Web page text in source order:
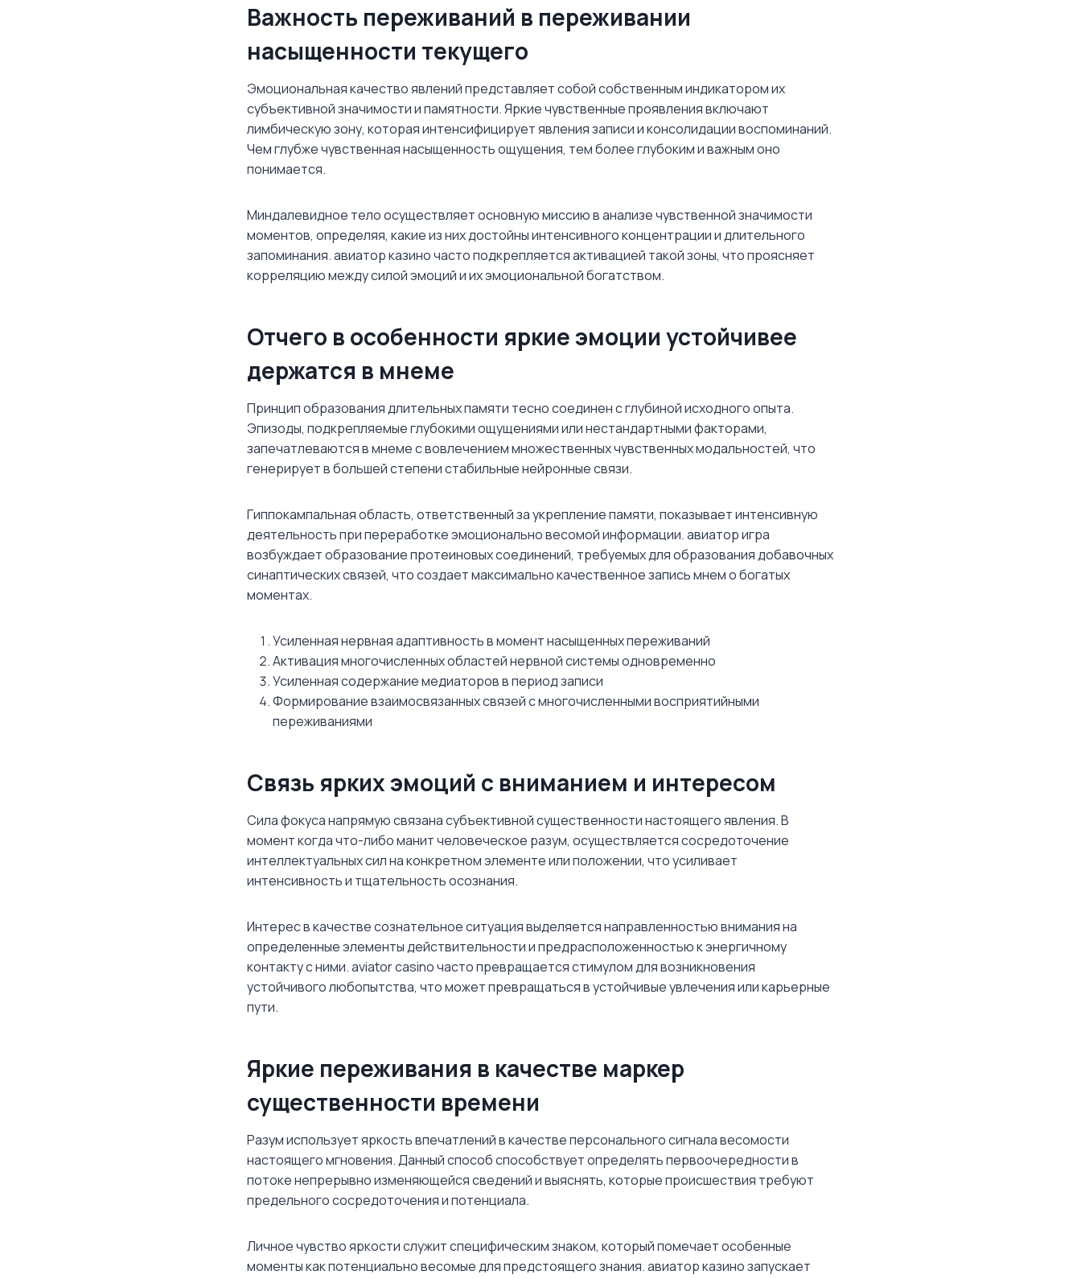
Важность переживаний в переживании
насыщенности текущего
Эмоциональная качество явлений представляет собой собственным индикатором их
субъективной значимости и памятности. Яркие чувственные проявления включают
лимбическую зону, которая интенсифицирует явления записи и консолидации воспоминаний.
Чем глубже чувственная насыщенность ощущения, тем более глубоким и важным оно
понимается.
Миндалевидное тело осуществляет основную миссию в анализе чувственной значимости
моментов, определяя, какие из них достойны интенсивного концентрации и длительного
запоминания. авиатор казино часто подкрепляется активацией такой зоны, что проясняет
корреляцию между силой эмоций и их эмоциональной богатством.
Отчего в особенности яркие эмоции устойчивее
держатся в мнеме
Принцип образования длительных памяти тесно соединен с глубиной исходного опыта.
Эпизоды, подкрепляемые глубокими ощущениями или нестандартными факторами,
запечатлеваются в мнеме с вовлечением множественных чувственных модальностей, что
генерирует в большей степени стабильные нейронные связи.
Гиппокампальная область, ответственный за укрепление памяти, показывает интенсивную
деятельность при переработке эмоционально весомой информации. авиатор игра
возбуждает образование протеиновых соединений, требуемых для образования добавочных
синаптических связей, что создает максимально качественное запись мнем о богатых
моментах.
Усиленная нервная адаптивность в момент насыщенных переживаний
Активация многочисленных областей нервной системы одновременно
Усиленная содержание медиаторов в период записи
Формирование взаимосвязанных связей с многочисленными восприятийными
переживаниями
Связь ярких эмоций с вниманием и интересом
Сила фокуса напрямую связана субъективной существенности настоящего явления. В
момент когда что-либо манит человеческое разум, осуществляется сосредоточение
интеллектуальных сил на конкретном элементе или положении, что усиливает
интенсивность и тщательность осознания.
Интерес в качестве сознательное ситуация выделяется направленностью внимания на
определенные элементы действительности и предрасположенностью к энергичному
контакту с ними. aviator casino часто превращается стимулом для возникновения
устойчивого любопытства, что может превращаться в устойчивые увлечения или карьерные
пути.
Яркие переживания в качестве маркер
существенности времени
Разум использует яркость впечатлений в качестве персонального сигнала весомости
настоящего мгновения. Данный способ способствует определять первоочередности в
потоке непрерывно изменяющейся сведений и выяснять, которые происшествия требуют
предельного сосредоточения и потенциала.
Личное чувство яркости служит специфическим знаком, который помечает особенные
моменты как потенциально весомые для предстоящего знания. авиатор казино запускает